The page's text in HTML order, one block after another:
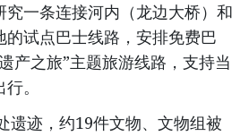
究一条连接河内（龙边大桥）和
试点巴士线路，安排免费巴
产之旅”主题旅游线路，支持当
。
遗迹，约19件文物、文物组被